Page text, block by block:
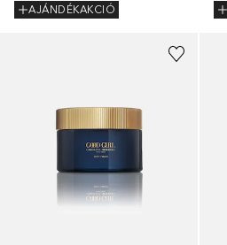
AJÁNDÉKAKCIÓ